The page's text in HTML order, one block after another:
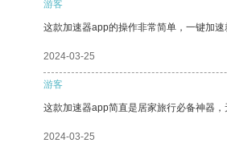
游客
这款加速器app的操作非常简单，一键加速
2024-03-25
游客
这款加速器app简直是居家旅行必备神器
2024-03-25